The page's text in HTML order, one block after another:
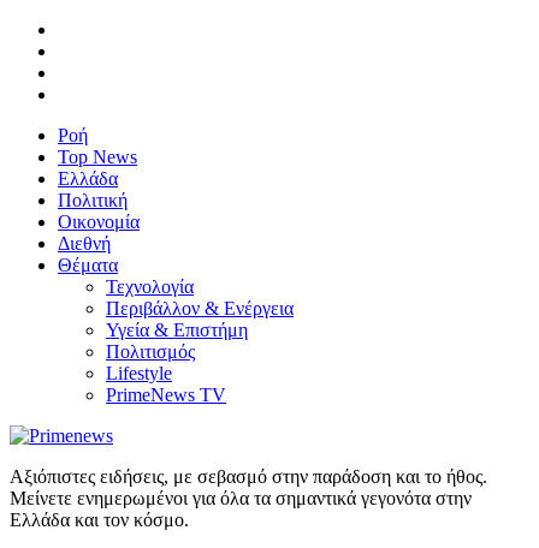
Ροή
Top News
Ελλάδα
Πολιτική
Οικονομία
Διεθνή
Θέματα
Τεχνολογία
Περιβάλλον & Ενέργεια
Υγεία & Επιστήμη
Πολιτισμός
Lifestyle
PrimeNews TV
Αξιόπιστες ειδήσεις, με σεβασμό στην παράδοση και το ήθος.
Μείνετε ενημερωμένοι για όλα τα σημαντικά γεγονότα στην
Ελλάδα και τον κόσμο.